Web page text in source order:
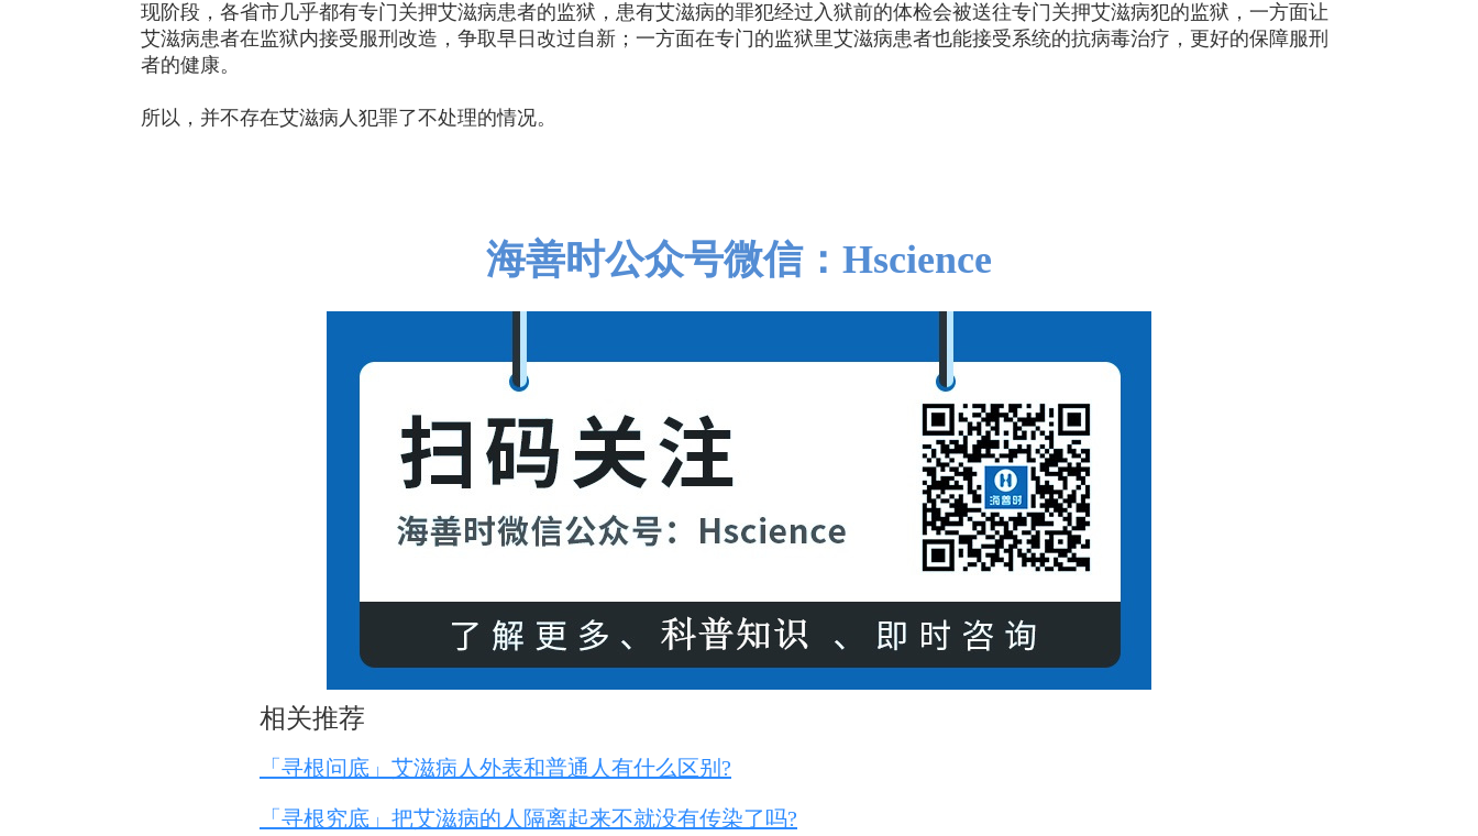
现阶段，各省市几乎都有专门关押艾滋病患者的监狱，患有艾滋病的罪犯经过入狱前的体检会被送往专门关押艾滋病犯的监狱，一方面让
艾滋病患者在监狱内接受服刑改造，争取早日改过自新；一方面在专门的监狱里艾滋病患者也能接受系统的抗病毒治疗，更好的保障服刑
者的健康。
所以，并不存在艾滋病人犯罪了不处理的情况。
海善时公众号微信：Hscience
相关推荐
「寻根问底」艾滋病人外表和普通人有什么区别?
「寻根究底」把艾滋病的人隔离起来不就没有传染了吗?